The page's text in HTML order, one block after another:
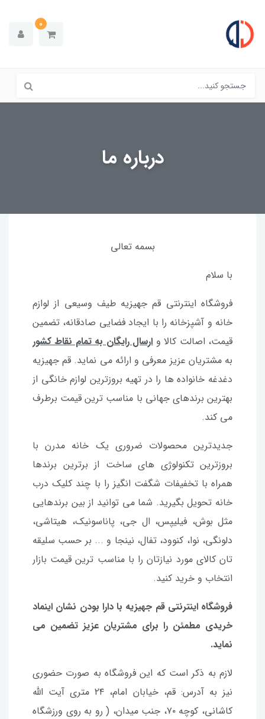
0
درباره ما
بسمه تعالی
با سلام
فروشگاه اینترنتی قم جهیزیه طیف وسیعی از لوازم
خانه و آشپزخانه را با ایجاد فضایی صادقانه، تضمین
قیمت، اصالت کالا وارسال رایگان به تمام نقاط کشور
به مشتریان عزیز معرفی و ارائه می نماید. قم جهیزیه
دغدغه خانواده ها را در تهیه بروزترین لوازم خانگی از
بهترین برندهای جهانی با مناسب ترین قیمت برطرف
می کند.
جدیدترین محصولات ضروری یک خانه مدرن با
بروزترین تکنولوژی های ساخت از برترین برندها
همراه با تخفیفات شگفت انگیز را با چند کلیک درب
خانه تحویل بگیرید. شما می توانید از بین برندهایی
مثل بوش، فیلیپس، ال جی، پاناسونیک، هیتاشی،
دلونگی، نوا، کنوود، تفال، نینجا و ... بر حسب سلیقه
تان کالای مورد نیازتان را با مناسب ترین قیمت بازار
انتخاب و خرید کنید.
فروشگاه اینترنتی قم جهیزیه با دارا بودن نشان اینماد
خریدی مطمئن را برای مشتریان عزیز تضمین می
نماید.
لازم به ذکر است که این فروشگاه به صورت حضوری
نیز به آدرس: قم، خیابان امام، ۲۴ متری آیت الله
کاشانی، کوچه ۷۰، جنب میدان، ( رو به روی ورزشگاه